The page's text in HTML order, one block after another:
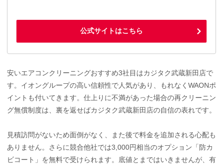
公式サイトはこちら
安いエアコンクリーニングおすすめ3社目はカジタク武蔵新田店で
す。イオングループの高い信頼性で人気があり、もれなくWAONポ
イントも付いてきます。仕上りに不満があった場合の再クリーニン
グ無償制度は、裏を返せばカジタク武蔵新田店の自信の表れです。
見積訪問がないため面倒がなく、また後で料金を追加される心配も
ありません。さらに競合他社では3,000円相当のオプション「防カ
ビコート」を無料で受けられます。底値とまではいきませんが、有